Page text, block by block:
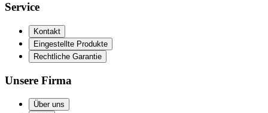
Service
Kontakt
Eingestellte Produkte
Rechtliche Garantie
Unsere Firma
Über uns